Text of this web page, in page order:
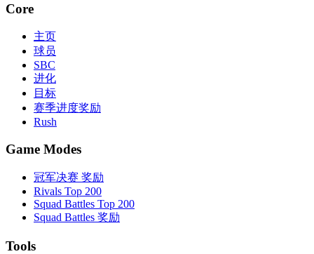
Core
主页
球员
SBC
进化
目标
赛季进度奖励
Rush
Game Modes
冠军决赛 奖励
Rivals Top 200
Squad Battles Top 200
Squad Battles 奖励
Tools